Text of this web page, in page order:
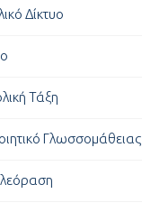
Δίκτυο
Τάξη
Γλωσσομάθειας